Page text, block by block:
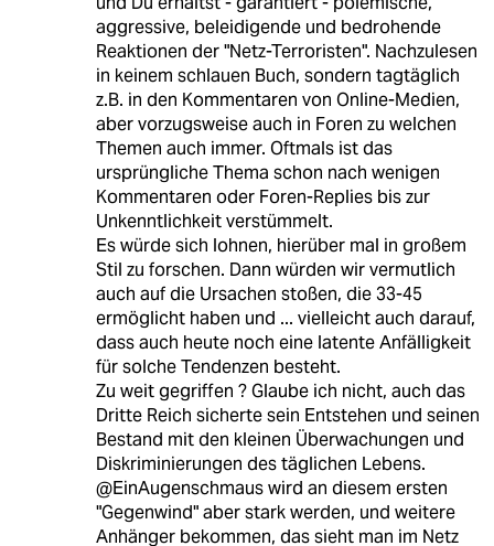
aggressive, beleidigende und bedrohende
Reaktionen der "Netz-Terroristen". Nachzulesen
in keinem schlauen Buch, sondern tagtäglich
z.B. in den Kommentaren von Online-Medien,
aber vorzugsweise auch in Foren zu welchen
Themen auch immer. Oftmals ist das
ursprüngliche Thema schon nach wenigen
Kommentaren oder Foren-Replies bis zur
Unkenntlichkeit verstümmelt.
Es würde sich lohnen, hierüber mal in großem
Stil zu forschen. Dann würden wir vermutlich
auch auf die Ursachen stoßen, die 33-45
ermöglicht haben und ... vielleicht auch darauf,
dass auch heute noch eine latente Anfälligkeit
für solche Tendenzen besteht.
Zu weit gegriffen ? Glaube ich nicht, auch das
Dritte Reich sicherte sein Entstehen und seinen
Bestand mit den kleinen Überwachungen und
Diskriminierungen des täglichen Lebens.
@EinAugenschmaus wird an diesem ersten
"Gegenwind" aber stark werden, und weitere
Anhänger bekommen, das sieht man im Netz